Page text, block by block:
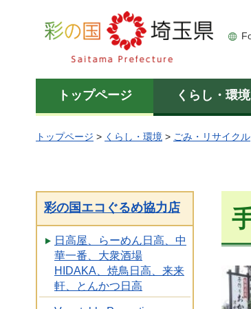
彩の国 埼玉県
トップページ くらし・環境
トップページ > くらし・環境 > ごみ・リサイクル
彩の国エコぐるめ協力店
日高屋、らーめん日高、中
華一番、大衆酒場
HIDAKA、焼鳥日高、来来
軒、とんかつ日高